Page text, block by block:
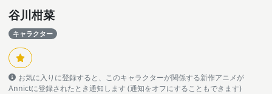
谷川柑菜
キャラクター
お気に入りに登録すると、このキャラクターが関係する新作アニメが
Annictに登録されたとき通知します (通知をオフにすることもできます)